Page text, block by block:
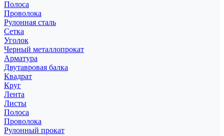
Полоса
Проволока
Рулонная сталь
Сетка
Уголок
Черный металлопрокат
Арматура
Двутавровая балка
Квадрат
Круг
Лента
Листы
Полоса
Проволока
Рулонный прокат